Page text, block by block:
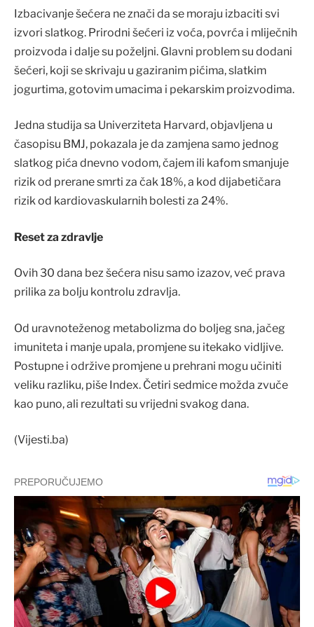
Izbacivanje šećera ne znači da se moraju izbaciti svi
izvori slatkog. Prirodni šećeri iz voća, povrća i mliječnih
proizvoda i dalje su poželjni. Glavni problem su dodani
šećeri, koji se skrivaju u gaziranim pićima, slatkim
jogurtima, gotovim umacima i pekarskim proizvodima.
Jedna studija sa Univerziteta Harvard, objavljena u
časopisu BMJ, pokazala je da zamjena samo jednog
slatkog pića dnevno vodom, čajem ili kafom smanjuje
rizik od prerane smrti za čak 18%, a kod dijabetičara
rizik od kardiovaskularnih bolesti za 24%.
Reset za zdravlje
Ovih 30 dana bez šećera nisu samo izazov, već prava
prilika za bolju kontrolu zdravlja.
Od uravnoteženog metabolizma do boljeg sna, jačeg
imuniteta i manje upala, promjene su itekako vidljive.
Postupne i održive promjene u prehrani mogu učiniti
veliku razliku, piše Index. Četiri sedmice možda zvuče
kao puno, ali rezultati su vrijedni svakog dana.
(Vijesti.ba)